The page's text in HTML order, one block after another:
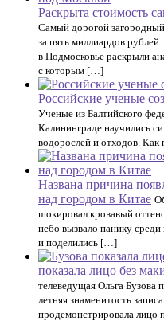
Раскрыта стоимость
Самый дорогой
за пять миллиардов
в Подмосковье раскрыли
с которым […]
Российские ученые
Ученые из Балтийского
Калининграде научились
водорослей и отходов.
Названа причина
над городом в Китае
шокировал кровавый
небо вызвало панику
и поделились […]
показала лицо без
телеведущая Ольга Бузова
летняя знаменитость
продемонстрировала лицо